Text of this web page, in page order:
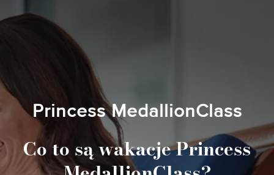
Princess MedallionClass
Co to są wakacje Princess